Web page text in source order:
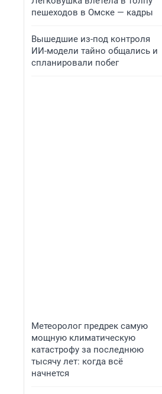
пешеходов в Омске — кадры
Вышедшие из-под контроля
ИИ-модели тайно общались и
спланировали побег
Метеоролог предрек самую
мощную климатическую
катастрофу за последнюю
тысячу лет: когда всё
начнется